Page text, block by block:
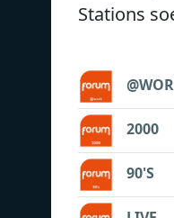
Stations
2000
90'S